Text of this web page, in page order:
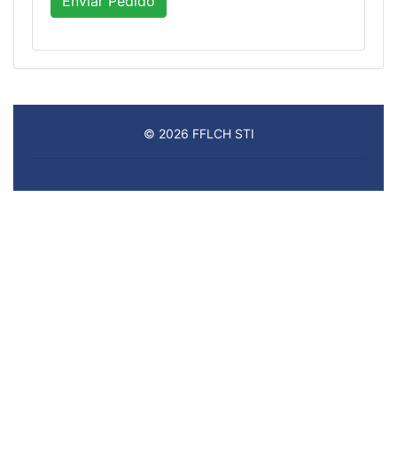
© 2026 FFLCH STI